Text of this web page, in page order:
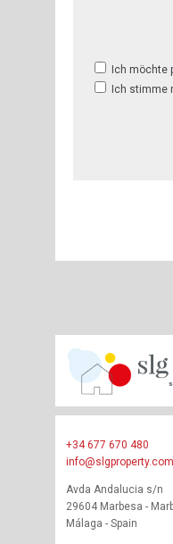
Ich möchte
Ich stimme
+34 677 670 480
info@slgproperty.com
Avda Andalucia s/n
29604 Marbesa -
Málaga - Spain